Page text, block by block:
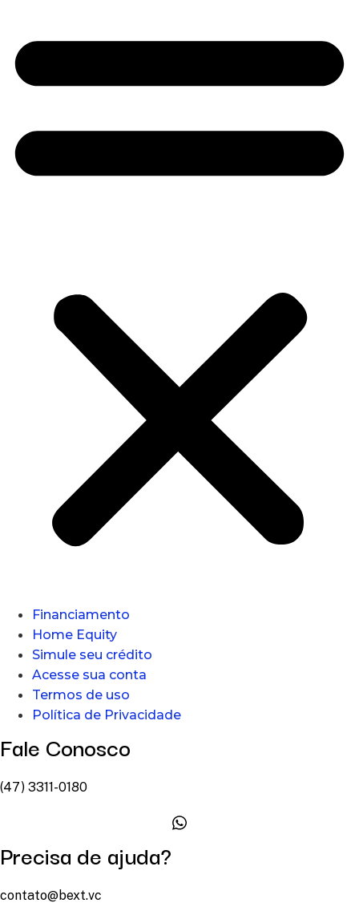
Financiamento
Home Equity
Simule seu crédito
Acesse sua conta
Termos de uso
Política de Privacidade
Fale Conosco
(47) 3311-0180
Precisa de ajuda?
contato@bext.vc